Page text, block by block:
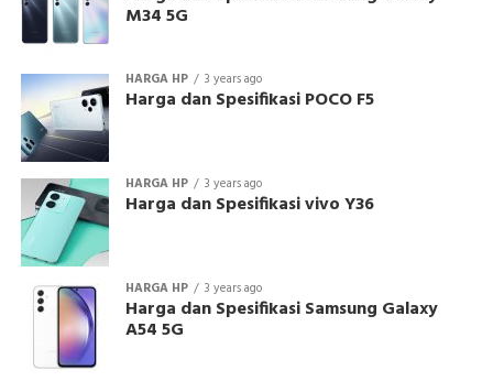
M34 5G
HARGA HP 3 years ago
Harga dan Spesifikasi POCO F5
HARGA HP 3 years ago
Harga dan Spesifikasi vivo Y36
HARGA HP 3 years ago
Harga dan Spesifikasi Samsung Galaxy
A54 5G